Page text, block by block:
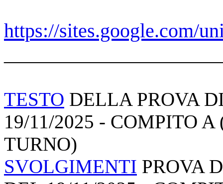
https://sites.google.com/
TESTO DELLA PROVA
19/11/2025 - COMPITO
TURNO)
SVOLGIMENTI PROVA